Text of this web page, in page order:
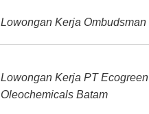
Lowongan Kerja Ombudsman
Lowongan Kerja PT Ecogreen
Oleochemicals Batam